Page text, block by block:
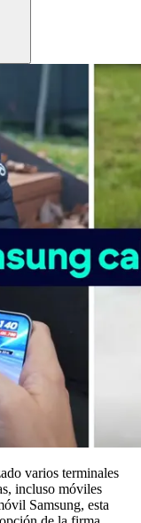
varios terminales
incluso móviles
Samsung, esta